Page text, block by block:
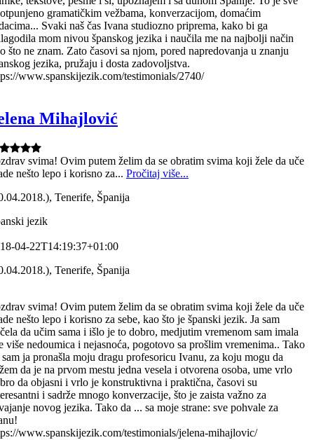
gramatičkim vežbama, konverzacijom, domaćim
Svaki naš čas Ivana studiozno priprema, kako bi ga
mom nivou španskog jezika i naučila me na najbolji način
što ne znam. Zato časovi sa njom, pored napredovanja u znanju
jezika, pružaju i dosta zadovoljstva.
www.spanskijezik.com/testimonials/2740/
Mihajlović
svima! Ovim putem želim da se obratim svima koji žele da uče
nešto lepo i korisno za... Pročitaj više...
Tenerife, Španija
jezik
04-22T14:19:37+01:00
Tenerife, Španija
svima! Ovim putem želim da se obratim svima koji žele da uče
nešto lepo i korisno za sebe, kao što je španski jezik. Ja sam
da učim sama i išlo je to dobro, medjutim vremenom sam imala
više nedoumica i nejasnoća, pogotovo sa prošlim vremenima.. Tako
sam ja pronašla moju dragu profesoricu Ivanu, za koju mogu da
da je na prvom mestu jedna vesela i otvorena osoba, ume vrlo
da objasni i vrlo je konstruktivna i praktična, časovi su
i sadrže mnogo konverzacije, što je zaista važno za
novog jezika. Tako da ... sa moje strane: sve pohvale za
www.spanskijezik.com/testimonials/jelena-mihajlovic/